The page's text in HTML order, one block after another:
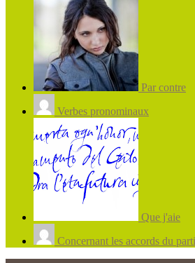
Par contre
Verbes pronominaux
Que j'aie
Concernant les accords du